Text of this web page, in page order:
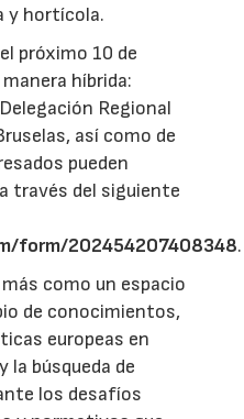
y hortícola.
próximo 10 de
híbrida:
Regional
así como de
pueden
a través del siguiente
form/202454207408348.
como un espacio
de conocimientos,
europeas en
la búsqueda de
los desafíos